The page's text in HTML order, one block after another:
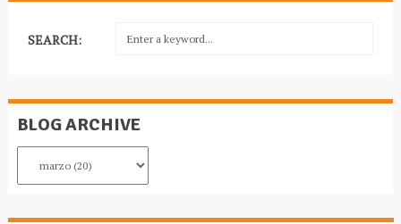
SEARCH:
BLOG ARCHIVE